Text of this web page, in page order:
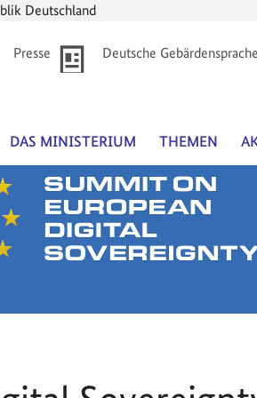
Deutschland
Presse Deutsche Gebärdensprache
DAS MINISTERIUM THEMEN